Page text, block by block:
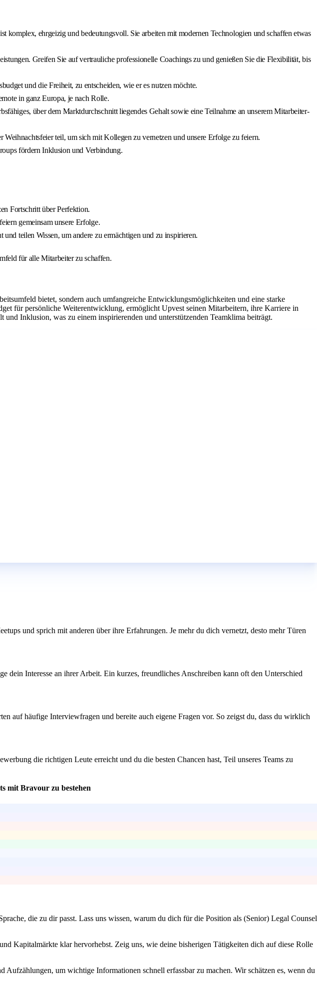
komplex, ehrgeizig und bedeutungsvoll. Sie arbeiten mit modernen Technologien und schaffen etwas
Greifen Sie auf vertrauliche professionelle Coachings zu und genießen Sie die Flexibilität, bis
und die Freiheit, zu entscheiden, wie er es nutzen möchte.
in ganz Europa, je nach Rolle.
über dem Marktdurchschnitt liegendes Gehalt sowie eine Teilnahme an unserem Mitarbeiter-
teil, um sich mit Kollegen zu vernetzen und unsere Erfolge zu feiern.
fördern Inklusion und Verbindung.
Fortschritt über Perfektion.
gemeinsam unsere Erfolge.
teilen Wissen, um andere zu ermächtigen und zu inspirieren.
für alle Mitarbeiter zu schaffen.
bietet, sondern auch umfangreiche Entwicklungsmöglichkeiten und eine starke
für persönliche Weiterentwicklung, ermöglicht Upvest seinen Mitarbeitern, ihre Karriere in
Inklusion, was zu einem inspirierenden und unterstützenden Teamklima beiträgt.
und sprich mit anderen über ihre Erfahrungen. Je mehr du dich vernetzt, desto mehr Türen
dein Interesse an ihrer Arbeit. Ein kurzes, freundliches Anschreiben kann oft den Unterschied
auf häufige Interviewfragen und bereite auch eigene Fragen vor. So zeigst du, dass du wirklich
die richtigen Leute erreicht und du die besten Chancen hast, Teil unseres Teams zu
mit Bravour zu bestehen
die zu dir passt. Lass uns wissen, warum du dich für die Position als (Senior) Legal Counsel
Kapitalmärkte klar hervorhebst. Zeig uns, wie deine bisherigen Tätigkeiten dich auf diese Rolle
um wichtige Informationen schnell erfassbar zu machen. Wir schätzen es, wenn du